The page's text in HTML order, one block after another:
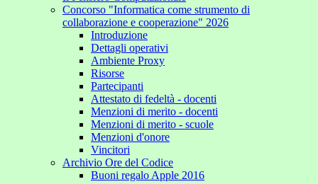
Concorso "Informatica come strumento di
collaborazione e cooperazione" 2026
Introduzione
Dettagli operativi
Ambiente Proxy
Risorse
Partecipanti
Attestato di fedeltà - docenti
Menzioni di merito - docenti
Menzioni di merito - scuole
Menzioni d'onore
Vincitori
Archivio Ore del Codice
Buoni regalo Apple 2016